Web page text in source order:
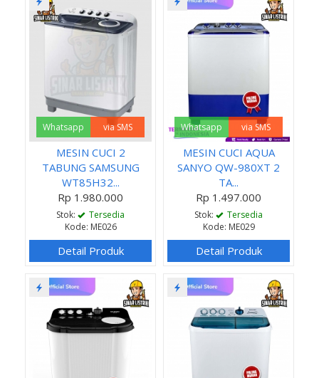
Whatsapp via SMS
MESIN CUCI 2
TABUNG SAMSUNG
WT85H32...
Rp 1.980.000
Stok:
Tersedia
Kode: ME026
Detail Produk
Whatsapp via SMS
MESIN CUCI AQUA
SANYO QW-980XT 2
TA...
Rp 1.497.000
Stok:
Tersedia
Kode: ME029
Detail Produk